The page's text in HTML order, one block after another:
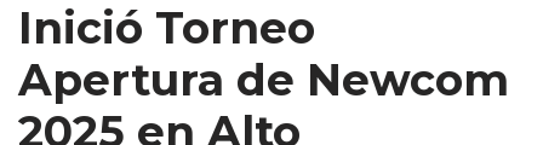
Inició Torneo
Apertura de Newcom
2025 en Alto